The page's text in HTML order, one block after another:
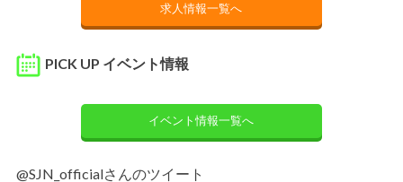
求人情報一覧へ
PICK UP イベント情報
イベント情報一覧へ
@SJN_officialさんのツイート